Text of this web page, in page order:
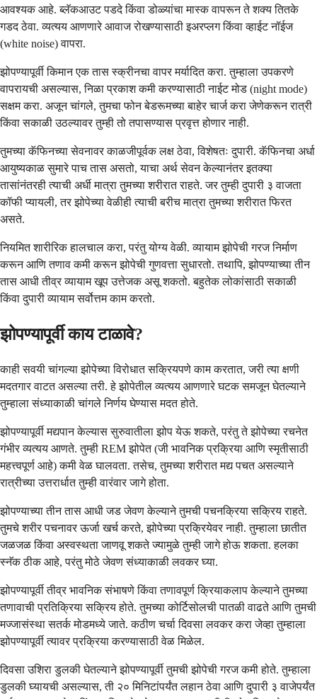
आवश्यक आहे. ब्लॅकआउट पडदे किंवा डोळ्यांचा मास्क वापरून ते शक्य तितके
गडद ठेवा. व्यत्यय आणणारे आवाज रोखण्यासाठी इअरप्लग किंवा व्हाईट नॉईज
(white noise) वापरा.
झोपण्यापूर्वी किमान एक तास स्क्रीनचा वापर मर्यादित करा. तुम्हाला उपकरणे
वापरायची असल्यास, निळा प्रकाश कमी करण्यासाठी नाईट मोड (night mode)
सक्षम करा. अजून चांगले, तुमचा फोन बेडरूमच्या बाहेर चार्ज करा जेणेकरून रात्री
किंवा सकाळी उठल्यावर तुम्ही तो तपासण्यास प्रवृत्त होणार नाही.
तुमच्या कॅफिनच्या सेवनावर काळजीपूर्वक लक्ष ठेवा, विशेषतः दुपारी. कॅफिनचा अर्धा
आयुष्यकाळ सुमारे पाच तास असतो, याचा अर्थ सेवन केल्यानंतर इतक्या
तासांनंतरही त्याची अर्धी मात्रा तुमच्या शरीरात राहते. जर तुम्ही दुपारी ३ वाजता
कॉफी प्यायली, तर झोपेच्या वेळीही त्याची बरीच मात्रा तुमच्या शरीरात फिरत
असते.
नियमित शारीरिक हालचाल करा, परंतु योग्य वेळी. व्यायाम झोपेची गरज निर्माण
करून आणि तणाव कमी करून झोपेची गुणवत्ता सुधारतो. तथापि, झोपण्याच्या तीन
तास आधी तीव्र व्यायाम खूप उत्तेजक असू शकतो. बहुतेक लोकांसाठी सकाळी
किंवा दुपारी व्यायाम सर्वोत्तम काम करतो.
झोपण्यापूर्वी काय टाळावे?
काही सवयी चांगल्या झोपेच्या विरोधात सक्रियपणे काम करतात, जरी त्या क्षणी
मदतगार वाटत असल्या तरी. हे झोपेतील व्यत्यय आणणारे घटक समजून घेतल्याने
तुम्हाला संध्याकाळी चांगले निर्णय घेण्यास मदत होते.
झोपण्यापूर्वी मद्यपान केल्यास सुरुवातीला झोप येऊ शकते, परंतु ते झोपेच्या रचनेत
गंभीर व्यत्यय आणते. तुम्ही REM झोपेत (जी भावनिक प्रक्रिया आणि स्मृतीसाठी
महत्त्वपूर्ण आहे) कमी वेळ घालवता. तसेच, तुमच्या शरीरात मद्य पचत असल्याने
रात्रीच्या उत्तरार्धात तुम्ही वारंवार जागे होता.
झोपण्याच्या तीन तास आधी जड जेवण केल्याने तुमची पचनक्रिया सक्रिय राहते.
तुमचे शरीर पचनावर ऊर्जा खर्च करते, झोपेच्या प्रक्रियेवर नाही. तुम्हाला छातीत
जळजळ किंवा अस्वस्थता जाणवू शकते ज्यामुळे तुम्ही जागे होऊ शकता. हलका
स्नॅक ठीक आहे, परंतु मोठे जेवण संध्याकाळी लवकर घ्या.
झोपण्यापूर्वी तीव्र भावनिक संभाषणे किंवा तणावपूर्ण क्रियाकलाप केल्याने तुमच्या
तणावाची प्रतिक्रिया सक्रिय होते. तुमच्या कोर्टिसोलची पातळी वाढते आणि तुमची
मज्जासंस्था सतर्क मोडमध्ये जाते. कठीण चर्चा दिवसा लवकर करा जेव्हा तुम्हाला
झोपण्यापूर्वी त्यावर प्रक्रिया करण्यासाठी वेळ मिळेल.
दिवसा उशिरा डुलकी घेतल्याने झोपण्यापूर्वी तुमची झोपेची गरज कमी होते. तुम्हाला
डुलकी घ्यायची असल्यास, ती २० मिनिटांपर्यंत लहान ठेवा आणि दुपारी ३ वाजेपर्यंत